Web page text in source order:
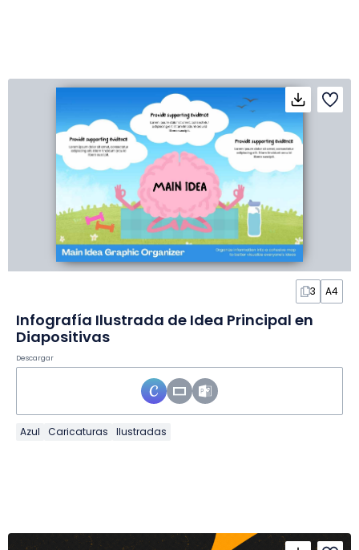
3 A4
Infografía Ilustrada de Idea Principal en
Diapositivas
Descargar
Azul Caricaturas Ilustradas